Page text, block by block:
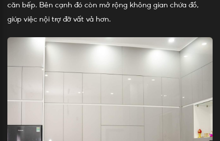
căn bếp. Bên cạnh đó còn mở rộng không gian chứa đồ,
giúp việc nội trợ đỡ vất vả hơn.